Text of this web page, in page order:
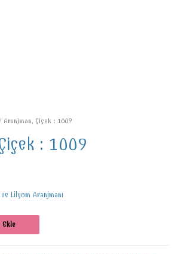
Çiçek : 1009
: 1009
Lilyum Aranjmanı
Ekle